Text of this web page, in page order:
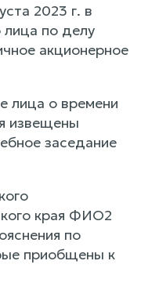
2023 г. в
лица по делу
акционерное
лица о времени
извещены
заседание
края ФИО2
по
приобщены к